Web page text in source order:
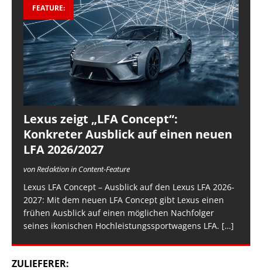
FEATURE:
Lexus zeigt „LFA Concept“:
Konkreter Ausblick auf einen neuen
LFA 2026/2027
von Redaktion in Content-Feature
Lexus LFA Concept – Ausblick auf den Lexus LFA 2026-
2027: Mit dem neuen LFA Concept gibt Lexus einen
frühen Ausblick auf einen möglichen Nachfolger
seines ikonischen Hochleistungssportwagens LFA. […]
ZULIEFERER: